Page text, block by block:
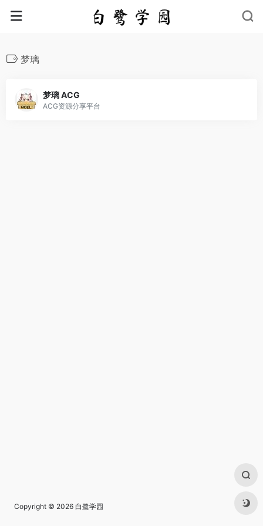
梦璃
梦璃 ACG
ACG资源分享平台
Copyright © 2026 白鹭学园